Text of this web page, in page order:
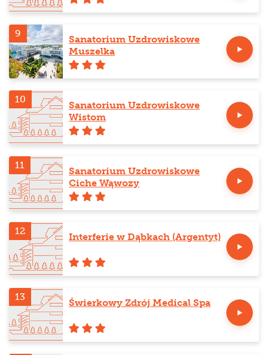
9
Sanatorium Uzdrowiskowe
Muszelka
10
Sanatorium Uzdrowiskowe
Wistom
11
Sanatorium Uzdrowiskowe
Ciche Wąwozy
12
Interferie w Dąbkach (Argentyt)
13
Świerkowy Zdrój Medical Spa